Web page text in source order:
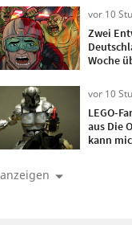
vor 10
Zwei
Woche
Monate
vor 10
LEGO-
aus Die
kann